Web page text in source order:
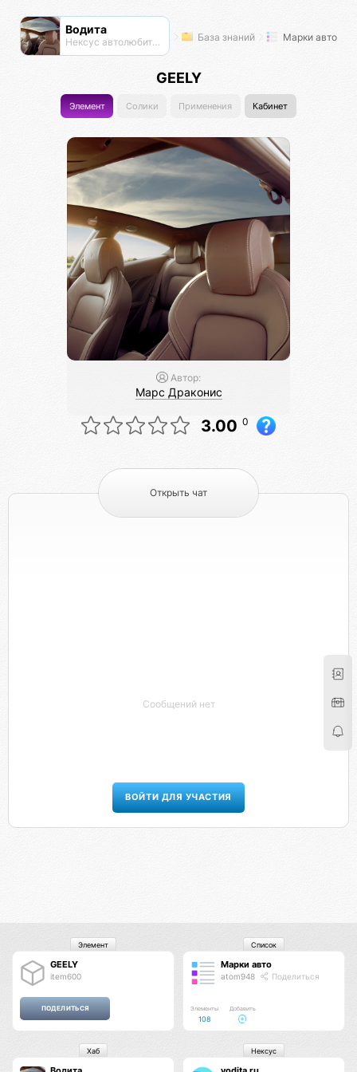
Водита
Нексус автолюбителей База знаний Марки авто
GEELY
Элемент Солики Применения Кабинет
Автор:
Марс Драконис
3.00 0
Открыть чат
Сообщений нет
ВОЙТИ ДЛЯ УЧАСТИЯ
GEELY
item600
Элемент
Марки авто
atom948 Поделиться
Элементы
108
Добавить
Список
Хаб Нексус